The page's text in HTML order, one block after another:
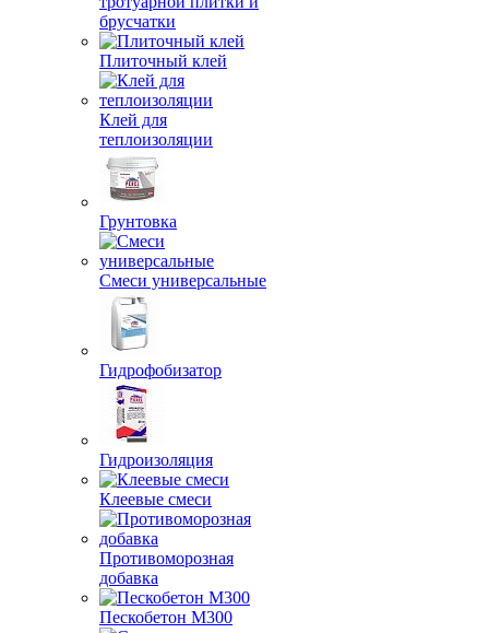
брусчатки
Плиточный клей
Клей для
теплоизоляции
Грунтовка
Смеси универсальные
Гидрофобизатор
Гидроизоляция
Клеевые смеси
Противоморозная
добавка
Пескобетон М300